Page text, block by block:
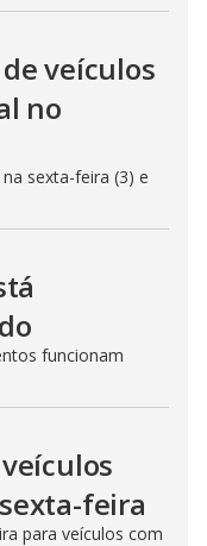
veículos
no
sexta-feira (3) e
funcionam
feira
para veículos com